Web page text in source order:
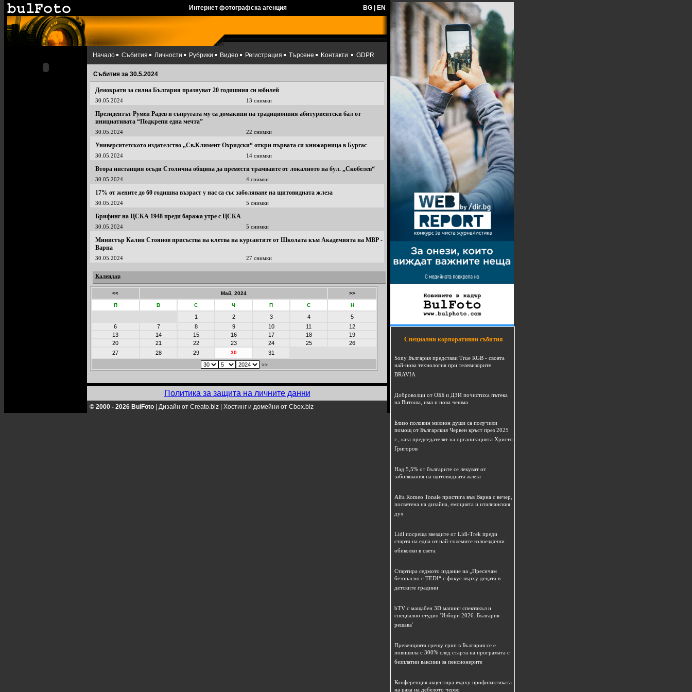
Интернет фотографска агенция BG EN
Начало Събития Личности Рубрики Видео Регистрация Търсене Kонтакти GDPR
Събития за 30.5.2024
Демократи за силна България празнуват 20 годишния си юбилей
30.05.2024 13 снимки
Президентът Румен Радев и съпругата му са домакини на традиционния абитуриентски бал от
инициативата “Подкрепи една мечта”
30.05.2024 22 снимки
Университетското издателство „Св.Климент Охридски“ откри първата си книжарница в Бургас
30.05.2024 14 снимки
Втора инстанция осъди Столична община да премести трамваите от локалното на бул. „Скобелев“
30.05.2024 4 снимки
17% от жените до 60 годишна възраст у нас са със заболяване на щитовидната жлеза
30.05.2024 5 снимки
Брифинг на ЦСКА 1948 преди баража утре с ЦСКА
30.05.2024 5 снимки
Министър Калин Стоянов присъства на клетва на курсантите от Школата към Академията на МВР -
Варна
30.05.2024 27 снимки
Календар
<< Май, 2024 >>
П В С Ч П С Н
1 2 3 4
5
6
7 8 9 10 11
12
13
14 15 16 17 18
19
20
21 22 23 24 25
26
27
28 29 30
31
>>
Политика за защита на личните данни
© 2000 - 2026 BulFoto Дизайн от Creato.biz Хостинг и домейни от Cbox.biz
Специални корпоративни събития
Sony България представи True RGB - своята
най-нова технология при телевизорите
BRAVIA
Доброволци от ОББ и ДЗИ почистиха пътека
на Витоша, има и нова чешма
Близо половин милион души са получили
помощ от Българския Червен кръст през 2025
г., каза председателят на организацията Христо
Григоров
Над 5,5% от българите се лекуват от
заболявания на щитовидната жлеза
Alfa Romeo Tonale пристига във Варна с вечер,
посветена на дизайна, емоцията и италианския
дух
Lidl посреща звездите от Lidl-Trek преди
старта на една от най-големите колоездачни
обиколки в света
Стартира седмото издание на „Пресичам
безопасно с TEDI“ с фокус върху децата в
детските градини
bTV с мащабен 3D мапинг спектакъл и
специално студио 'Избори 2026. България
решава'
Превенцията срещу грип в България се е
повишила с 300% след старта на програмата с
безплатни ваксини за пенсионерите
Конференция акцентира върху профилактиката